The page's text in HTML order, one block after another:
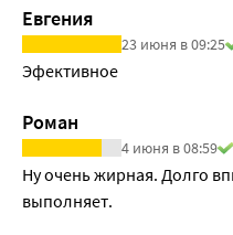
Евгения
23 июня в 09:25
Эфективное
Роман
4 июня в 08:59
Ну очень жирная. Долго
выполняет.